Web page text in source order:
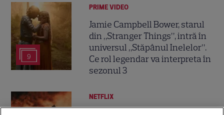
9
PRIME VIDEO
Jamie Campbell Bower, starul
din „Stranger Things”, intră în
universul „Stăpânul Inelelor”.
Ce rol legendar va interpreta în
sezonul 3
NETFLIX